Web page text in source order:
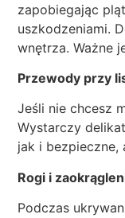
zapobiegając
uszkodzeniami.
wnętrza. Ważne
Przewody przy
Jeśli nie chcesz
Wystarczy
jak i bezpieczne,
Rogi i
Podczas